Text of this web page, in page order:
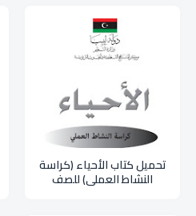
تحميل كتاب الأحياء (كراسة
النشاط العملي) للصف
الثاني الثانوي علمي pdf